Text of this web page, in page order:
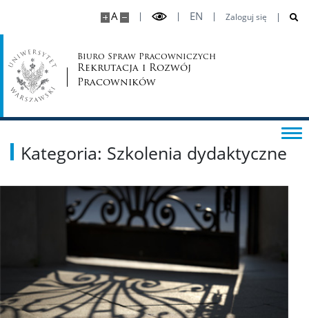
A EN Zaloguj się
Biuro Spraw Pracowniczych
Rekrutacja i Rozwój
Pracowników
Kategoria: Szkolenia dydaktyczne